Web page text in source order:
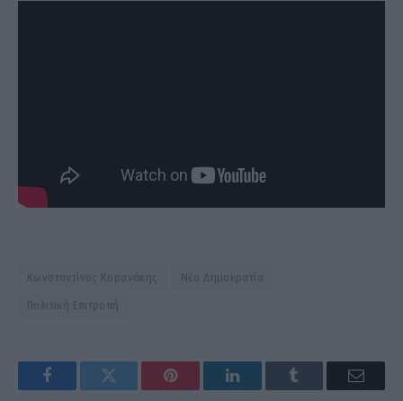
Κωνσταντίνος Κυρανάκης Νέα Δημοκρατία
Πολιτική Επιτροπή
FacebookTwitter Pinterest LinkedInTumblr Email